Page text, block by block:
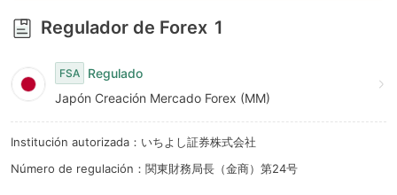
Regulador de Forex 1
FSA
Regulado
Japón Creación Mercado Forex (MM)
Institución autorizada：いちよし証券株式会社
Número de regulación：関東財務局長（金商）第24号